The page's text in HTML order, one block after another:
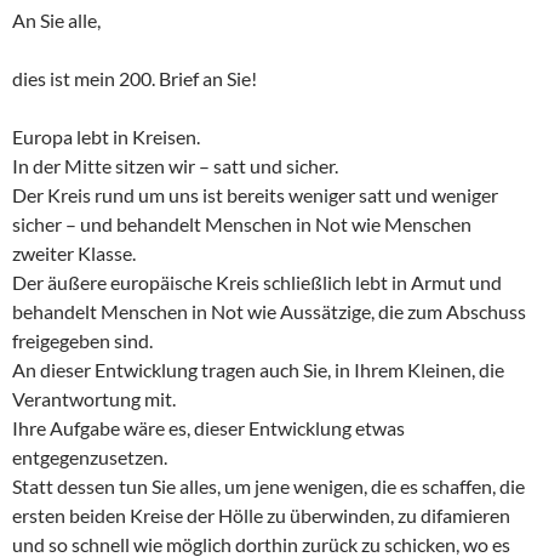
An Sie alle,
dies ist mein 200. Brief an Sie!
Europa lebt in Kreisen.
In der Mitte sitzen wir – satt und sicher.
Der Kreis rund um uns ist bereits weniger satt und weniger
sicher – und behandelt Menschen in Not wie Menschen
zweiter Klasse.
Der äußere europäische Kreis schließlich lebt in Armut und
behandelt Menschen in Not wie Aussätzige, die zum Abschuss
freigegeben sind.
An dieser Entwicklung tragen auch Sie, in Ihrem Kleinen, die
Verantwortung mit.
Ihre Aufgabe wäre es, dieser Entwicklung etwas
entgegenzusetzen.
Statt dessen tun Sie alles, um jene wenigen, die es schaffen, die
ersten beiden Kreise der Hölle zu überwinden, zu difamieren
und so schnell wie möglich dorthin zurück zu schicken, wo es